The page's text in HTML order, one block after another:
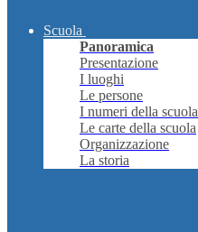
Scuola
Panoramica
Presentazione
I luoghi
Le persone
I numeri della scuola
Le carte della scuola
Organizzazione
La storia